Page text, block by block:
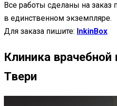
Все работы сделаны на
в единственном экземпляре.
Для заказа пишите: InkinBox
Клиника врачебной
Твери